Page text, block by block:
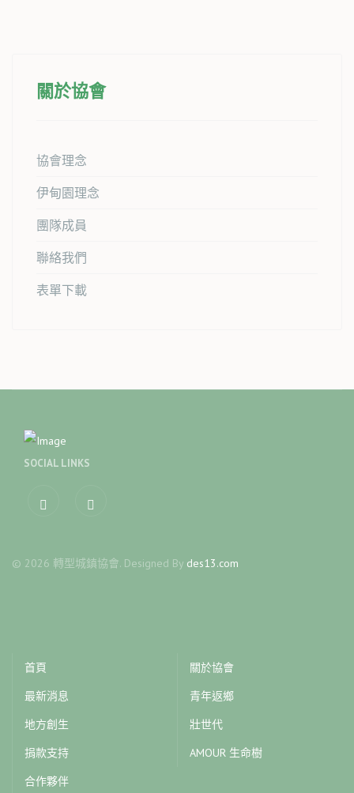
關於協會
協會理念
伊甸園理念
團隊成員
聯絡我們
表單下載
SOCIAL LINKS
facebook-youtube
© 2026 轉型城鎮協會. Designed By des13.com
首頁
關於協會
最新消息
青年返鄉
地方創生
壯世代
捐款支持
AMOUR 生命樹
合作夥伴